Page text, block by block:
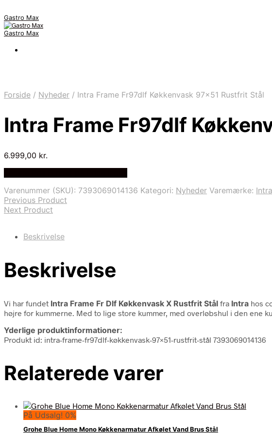
Gastro Max
Gastro Max
Forside / Nyheder / Intra Frame Fr97dlf Køkkenvask 97×51 Rustfrit Stål
Intra Frame Fr97dlf
6.999,00 kr.
Varenummer (SKU): 7393069014136 Kategori: Nyheder Varemærke: Intra
Previous Product
Next Product
Beskrivelse
Beskrivelse
Vi har fundet Intra Frame Fr Dlf Køkkenvask X Rustfrit Stål fra Intra hos
højre for kummerne. Med to lige store kummer, med overløbshul i den ene
Yderlige produktinformationer:
Produkt id: intra-frame-fr97dlf-køkkenvask-97×51-rustfrit-stål 7393069014136
Relaterede varer
På Udsalg! 0%
Grohe Blue Home Mono Køkkenarmatur Afkølet Vand Brus Stål